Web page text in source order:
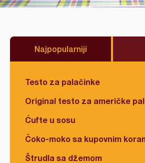
Najpopularniji
Testo za palačinke
Original testo za američke
Ćufte u sosu
Čoko-moko sa kupovnim
Štrudla sa džemom